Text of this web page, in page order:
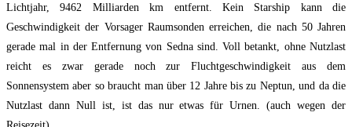
Lichtjahr, 9462 Milliarden km entfernt. Kein Starship kann die
Geschwindigkeit der Vorsager Raumsonden erreichen, die nach 50 Jahren
gerade mal in der Entfernung von Sedna sind. Voll betankt, ohne Nutzlast
reicht es zwar gerade noch zur Fluchtgeschwindigkeit aus dem
Sonnensystem aber so braucht man über 12 Jahre bis zu Neptun, und da die
Nutzlast dann Null ist, ist das nur etwas für Urnen. (auch wegen der